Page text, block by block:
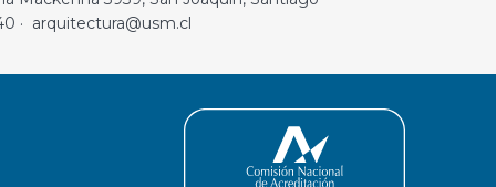
· arquitectura@usm.cl